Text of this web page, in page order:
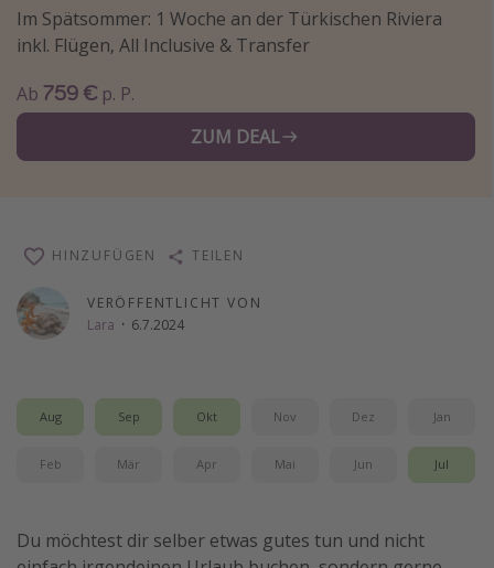
Reisethemen
Alle Reisethemen
Wellnessurlaub
Disneyland Paris
Roadtrips
Strandurlaub
Gruppenreisen
Hotels in Hamburg
Hotels am Achensee
Weitere Themen
Familienurlaub in der Türkei
Im Spätsommer: 1 Woche an der Türkischen Riviera
inkl. Flügen, All Inclusive & Transfer
Ab 759 € p. P.
ZUM DEAL
VERÖFFENTLICHT VON
Lara · 6.7.2024
HINZUFÜGEN TEILEN
Aug Sep Okt Nov Dez Jan
Feb Mär Apr Mai Jun Jul
Du möchtest dir selber etwas gutes tun und nicht